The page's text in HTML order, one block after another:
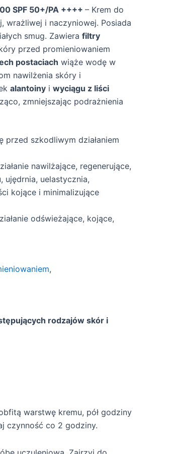
SPF 50+/PA ++++ – Krem do
wrażliwej i naczyniowej. Posiada
smug. Zawiera filtry
przed promieniowaniem
postaciach wiąże wodę w
nawilżenia skóry i
alantoiny i wyciągu z liści
zmniejszając podrażnienia
przed szkodliwym działaniem
nawilżające, regenerujące,
ujędrnia, uelastycznia,
kojące i minimalizujące
odświeżające, kojące,
,
rodzajów skór i
warstwę kremu, pół godziny
czynność co 2 godziny.